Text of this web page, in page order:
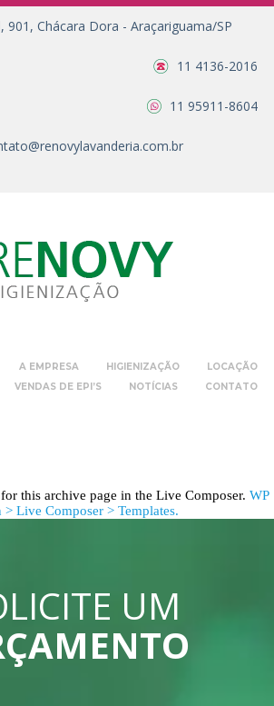
901, Chácara Dora - Araçariguama/SP
11 4136-2016
11 95911-8604
A EMPRESA HIGIENIZAÇÃO
LOCAÇÃO
VENDAS DE EPI’S
NOTÍCIAS CONTATO
for this archive page in the Live Composer. WP
> Live Composer > Templates.
UM